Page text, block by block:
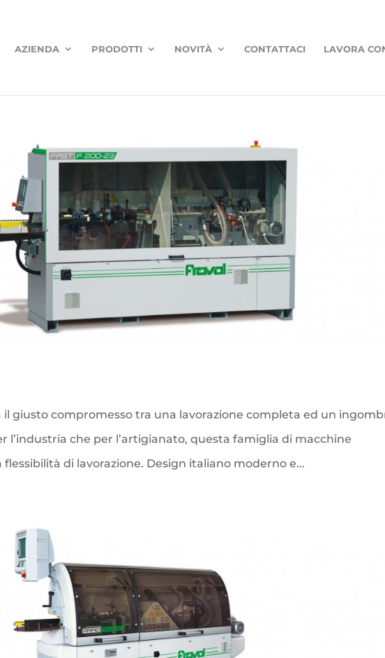
AZIENDA PRODOTTI NOVITÀ CONTATTACI LAVORA
il giusto compromesso tra una lavorazione completa ed un
l’industria che per l’artigianato, questa famiglia di macchine
di lavorazione. Design italiano moderno e...